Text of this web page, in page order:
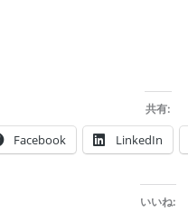
共有:
Facebook LinkedIn
いいね: